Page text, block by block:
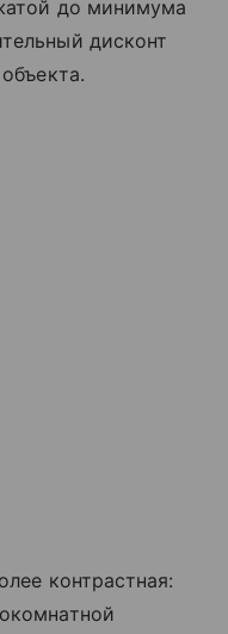
до минимума
дисконт
контрастная: